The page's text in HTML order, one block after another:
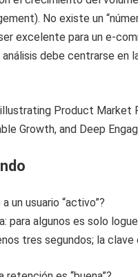
No existe un
excelente para un e-
debe centrarse en
un usuario “activo”?
para algunos es solo
tres segundos; la